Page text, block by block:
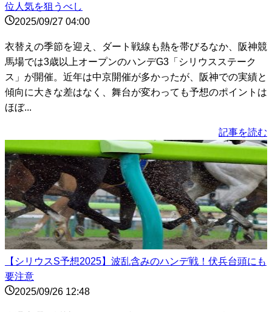
位人気を狙うべし
2025/09/27 04:00
衣替えの季節を迎え、ダート戦線も熱を帯びるなか、阪神競
馬場では3歳以上オープンのハンデG3「シリウスステーク
ス」が開催。近年は中京開催が多かったが、阪神での実績と
傾向に大きな差はなく、舞台が変わっても予想のポイントは
ほぼ...
記事を読む
【シリウスS予想2025】波乱含みのハンデ戦！伏兵台頭にも
要注意
2025/09/26 12:48